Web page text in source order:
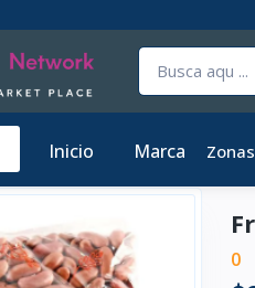
Inicio Marca
0